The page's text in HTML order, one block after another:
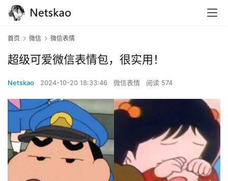
首页 微信 微信表情
超级可爱微信表情包，很实用！
Netskao 2024-10-20 18:33:46 微信表情 阅读 574